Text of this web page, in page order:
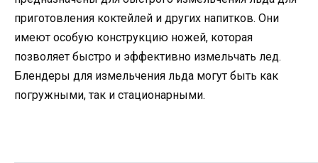
приготовления коктейлей и других напитков. Они
имеют особую конструкцию ножей, которая
позволяет быстро и эффективно измельчать лед.
Блендеры для измельчения льда могут быть как
погружными, так и стационарными.